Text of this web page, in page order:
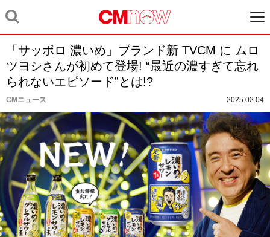
「サッポロ 濃いめ」ブランド新 TVCM に ムロ
ツヨシさんが初めて登場! “最近の濃すぎて忘れ
られないエピソード”とは!?
CMニュース 2025.02.04